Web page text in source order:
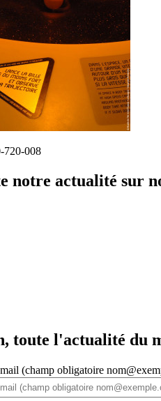
720-008
notre actualité sur
toute l'actualité du
(champ obligatoire